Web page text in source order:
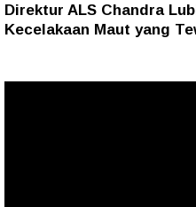
Direktur ALS Chandra
Kecelakaan Maut yang